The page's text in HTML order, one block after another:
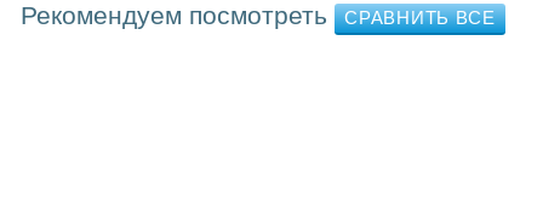
Рекомендуем посмотреть